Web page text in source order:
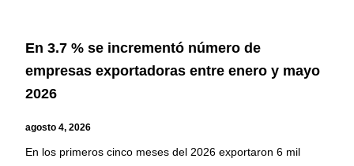
En 3.7 % se incrementó número de
empresas exportadoras entre enero y mayo
2026
agosto 4, 2026
En los primeros cinco meses del 2026 exportaron 6 mil